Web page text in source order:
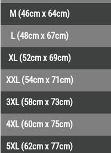
M (46cm x 64cm)
L (48cm x 67cm)
XL (52cm x 69cm)
XXL (54cm x 71cm)
3XL (58cm x 73cm)
4XL (60cm x 75cm)
5XL (62cm x 77cm)